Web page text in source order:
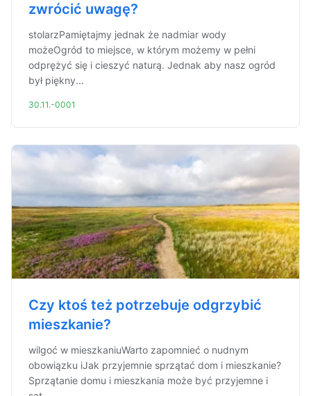
zwrócić uwagę?
stolarzPamiętajmy jednak że nadmiar wody
możeOgród to miejsce, w którym możemy w pełni
odprężyć się i cieszyć naturą. Jednak aby nasz ogród
był piękny...
30.11.-0001
Czy ktoś też potrzebuje odgrzybić
mieszkanie?
wilgoć w mieszkaniuWarto zapomnieć o nudnym
obowiązku iJak przyjemnie sprzątać dom i mieszkanie?
Sprzątanie domu i mieszkania może być przyjemne i